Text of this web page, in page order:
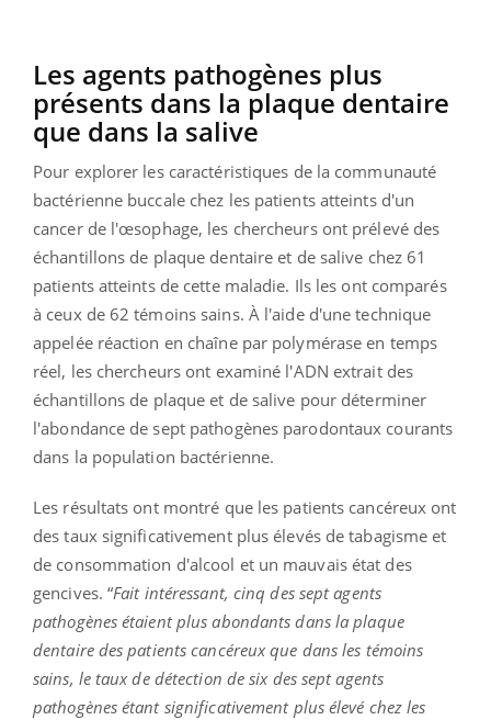
Les agents pathogènes plus
présents dans la plaque dentaire
que dans la salive
Pour explorer les caractéristiques de la communauté
bactérienne buccale chez les patients atteints d'un
cancer de l'œsophage, les chercheurs ont prélevé des
échantillons de plaque dentaire et de salive chez 61
patients atteints de cette maladie. Ils les ont comparés
à ceux de 62 témoins sains. À l'aide d'une technique
appelée réaction en chaîne par polymérase en temps
réel, les chercheurs ont examiné l'ADN extrait des
échantillons de plaque et de salive pour déterminer
l'abondance de sept pathogènes parodontaux courants
dans la population bactérienne.
Les résultats ont montré que les patients cancéreux ont
des taux significativement plus élevés de tabagisme et
de consommation d'alcool et un mauvais état des
gencives. “Fait intéressant, cinq des sept agents
pathogènes étaient plus abondants dans la plaque
dentaire des patients cancéreux que dans les témoins
sains, le taux de détection de six des sept agents
pathogènes étant significativement plus élevé chez les